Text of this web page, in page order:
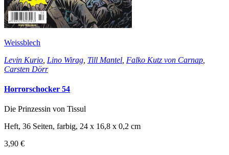
Weissblech
Levin Kurio Lino Wirag Till Mantel Falko Kutz von Carnap
Carsten Dörr
Horrorschocker 54
Die Prinzessin von Tissul
Heft, 36 Seiten, farbig, 24 x 16,8 x 0,2 cm
3,90 €